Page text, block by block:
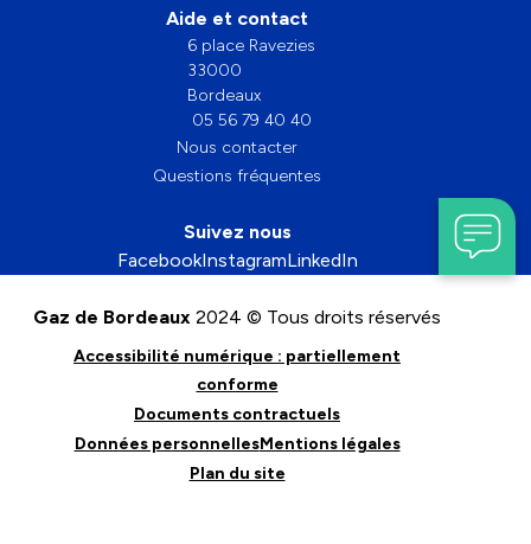
Aide et contact
6 place Ravezies
33000
Bordeaux
05 56 79 40 40
Nous contacter
Questions fréquentes
Suivez nous
FacebookInstagramLinkedIn
Gaz de Bordeaux 2024 © Tous droits réservés
Accessibilité numérique : partiellement
conforme
Documents contractuels
Données personnellesMentions légales
Plan du site